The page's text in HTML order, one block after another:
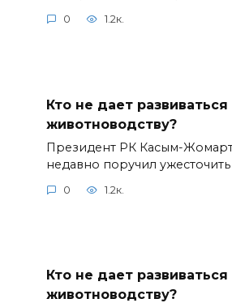
0 1.2к.
Кто не дает развиваться
животноводству?
Президент РК Касым-
недавно поручил ужесточить
0 1.2к.
Кто не дает развиваться
животноводству?